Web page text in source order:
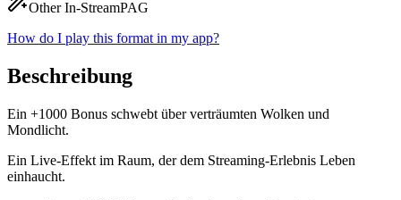
Other In-StreamPAG
How do I play this format in my app?
Beschreibung
Ein +1000 Bonus schwebt über verträumten Wolken und
Mondlicht.
Ein Live-Effekt im Raum, der dem Streaming-Erlebnis Leben
einhaucht.